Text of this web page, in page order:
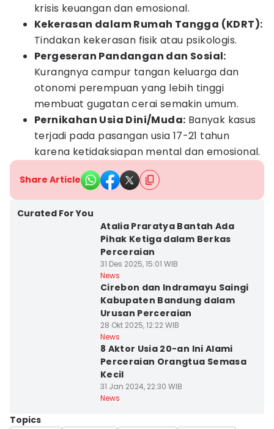
krisis keuangan dan emosional.
Kekerasan dalam Rumah Tangga (KDRT):
Tindakan kekerasan fisik atau psikologis.
Pergeseran Pandangan dan Sosial:
Kurangnya campur tangan keluarga dan
otonomi perempuan yang lebih tinggi
membuat gugatan cerai semakin umum.
Pernikahan Usia Dini/Muda: Banyak kasus
terjadi pada pasangan usia 17-21 tahun
karena ketidaksiapan mental dan emosional.
Share Article
Curated For You
Atalia Praratya Bantah Ada
Pihak Ketiga dalam Berkas
Perceraian
31 Des 2025, 15:01 WIB
News
Cirebon dan Indramayu Saingi
Kabupaten Bandung dalam
Urusan Perceraian
28 Okt 2025, 12:22 WIB
News
8 Aktor Usia 20-an Ini Alami
Perceraian Orangtua Semasa
Kecil
31 Jan 2024, 22:30 WIB
News
Topics